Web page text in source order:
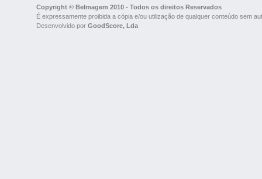
Copyright © Belmagem 2010 - Todos os direitos Reservados
É expressamente proibida a cópia e/ou utilização de qualquer conteúdo sem
Desenvolvido por GoodScore, Lda